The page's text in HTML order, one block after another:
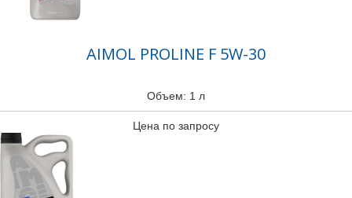
AIMOL PROLINE F 5W-30
Объем: 1 л
Цена по запросу